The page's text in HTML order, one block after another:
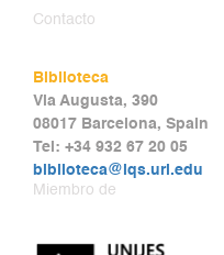
Contacto
Biblioteca
Via Augusta, 390
08017 Barcelona, Spain
Tel: +34 932 67 20 05
biblioteca@iqs.url.edu
Miembro de